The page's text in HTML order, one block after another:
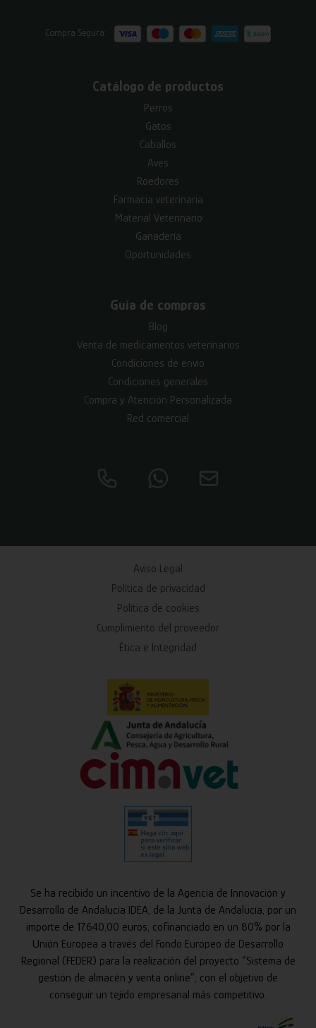
Compra Segura:
Catálogo de productos
Perros
Gatos
Caballos
Aves
Roedores
Farmacia veterinaria
Material Veterinario
Ganadería
Oportunidades
Guía de compras
Blog
Venta de medicamentos veterinarios
Condiciones de envío
Condiciones generales
Compra y Atención Personalizada
Red comercial
Aviso Legal
Política de privacidad
Política de cookies
Cumplimiento del proveedor
Ética e Integridad
Se ha recibido un incentivo de la Agencia de Innovación y
Desarrollo de Andalucía IDEA, de la Junta de Andalucía, por un
importe de 17.640,00 euros, cofinanciado en un 80% por la
Unión Europea a través del Fondo Europeo de Desarrollo
Regional (FEDER) para la realización del proyecto “Sistema de
gestión de almacén y venta online”, con el objetivo de
conseguir un tejido empresarial más competitivo.